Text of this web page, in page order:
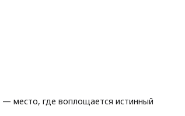
— место, где воплощается истинный